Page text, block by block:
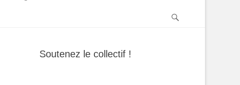
Soutenez le collectif !